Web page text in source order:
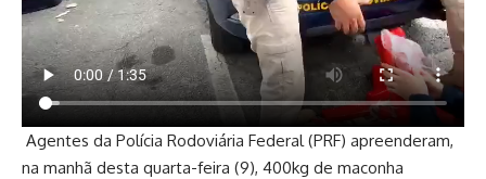
Agentes da Polícia Rodoviária Federal (PRF) apreenderam,
na manhã desta quarta-feira (9), 400kg de maconha